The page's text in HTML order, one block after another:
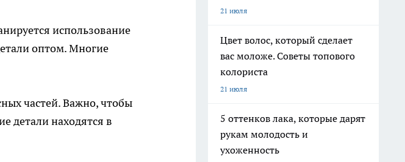
использование
оптом. Многие
частей. Важно, чтобы
детали находятся в
21 июля
Цвет волос, который сделает
вас моложе. Советы топового
колориста
21 июля
5 оттенков лака, которые дарят
рукам молодость и
ухоженность